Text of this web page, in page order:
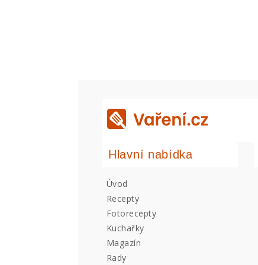
Hlavní nabídka
Úvod
Recepty
Fotorecepty
Kuchařky
Magazín
Rady